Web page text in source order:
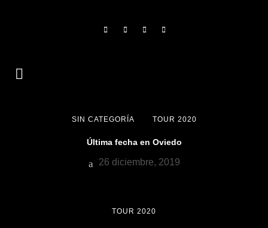
SIN CATEGORÍA TOUR 2020
Última fecha en Oviedo
26 diciembre, 2019
TOUR 2020